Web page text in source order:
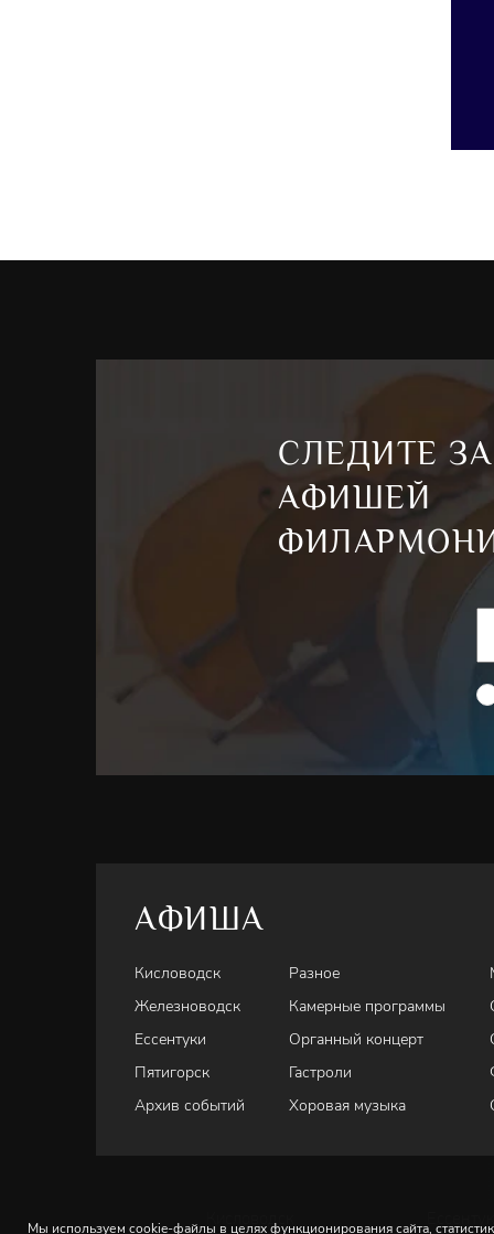
СЛЕДИТЕ ЗА
АФИШЕЙ
АФИША
Кисловодск
Железноводск
Ессентуки
Пятигорск
Архив событий
Разное
Камерные программы
Органный концерт
Гастроли
Хоровая музыка
Кисловодск
Мы используем cookie-файлы в целях функционирования сайта,